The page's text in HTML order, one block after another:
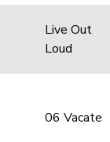
Live Out
Loud
06 Vacate